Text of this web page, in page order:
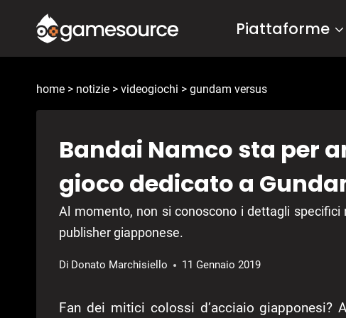
contenuto
Piattaforme
home > notizie > videogiochi > gundam versus
Bandai Namco sta per
gioco dedicato a
Al momento, non si conoscono i dettagli
publisher giapponese.
Di Donato Marchisiello 11 Gennaio 2019
Fan dei mitici colossi d’acciaio giapponesi?